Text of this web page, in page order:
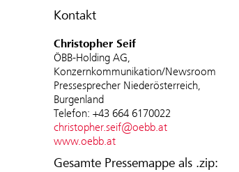
Kontakt
Christopher Seif
ÖBB-Holding AG,
Konzernkommunikation/Newsroom
Pressesprecher Niederösterreich,
Burgenland
Telefon: +43 664 6170022
christopher.seif@oebb.at
www.oebb.at
Gesamte Pressemappe als .zip: